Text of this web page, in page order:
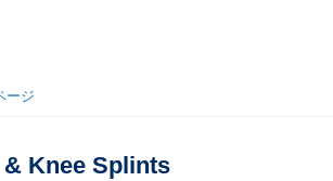
ージ
Knee Splints